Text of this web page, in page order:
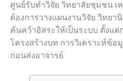
ศูนย์รับทำวิจัย วิทยาลัยชุมชน เ
ต้องการวางแผนงานวิจัย วิทย
ค้นคว้าอิสระให้เป็นระบบ ตั้งแต่
โครงสร้างบท การวิเคราะห์ข้อ
ก่อนส่งอาจารย์